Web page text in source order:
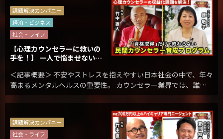
課題解決カンパニー
経済・ビジネス
社会・ライフ
【心理カウンセラーに救いの
手を！】 一人で悩ませない学
も続く徹底フォロー
＜記事概要＞ 不安やストレスを抱えやすい日本社会の中で、年々
高まるメンタルヘルスの重要性。 カウンセラー業界では、誰も
が心のケアを必要とする時代でありながら、 支える側である心
理カウンセラー自身が“悩みや孤独”を抱え込ん […]
課題解決カンパニー
社会・ライフ